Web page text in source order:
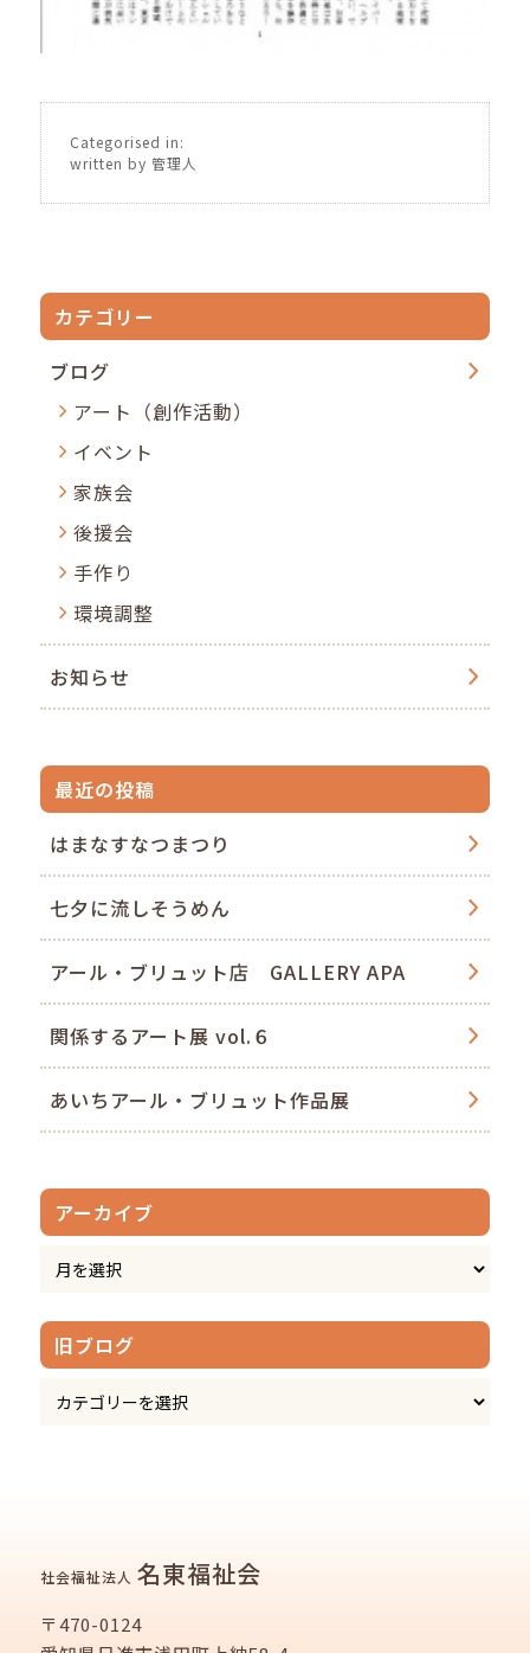
Categorised in:
written by 管理人
カテゴリー
ブログ
アート（創作活動）
イベント
家族会
後援会
手作り
環境調整
お知らせ
最近の投稿
はまなすなつまつり
七夕に流しそうめん
アール・ブリュット店 GALLERY APA
関係するアート展 vol.６
あいちアール・ブリュット作品展
アーカイブ
旧ブログ
社会福祉法人 名東福祉会
〒470-0124